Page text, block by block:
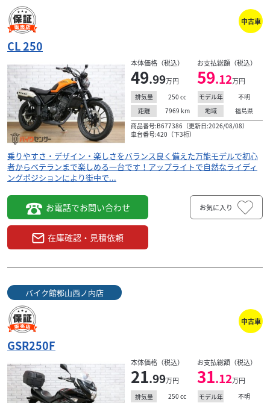
中古車
CL 250
本体価格（税込）
49.99万円
お支払総額（税込）
59.12万円
排気量 250 cc モデル年
不明
距離
7969 km 地域
福島県
商品番号:B677386（更新日:2026/08/08）
車台番号:420（下3桁）
乗りやすさ・デザイン・楽しさをバランス良く備えた万能モデルで初心
者からベテランまで楽しめる一台です！アップライトで自然なライディ
ングポジションにより街中で...
お電話でお問い合わせ
在庫確認・見積依頼
お気に入り
バイク館郡山西ノ内店
中古車
GSR250F
本体価格（税込）
21.99万円
お支払総額（税込）
31.12万円
排気量 250 cc モデル年
不明